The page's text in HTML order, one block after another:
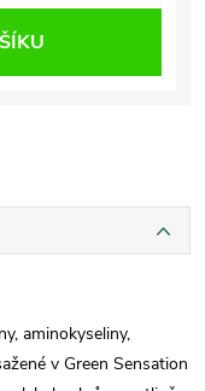
aminokyseliny,
v Green Sensation